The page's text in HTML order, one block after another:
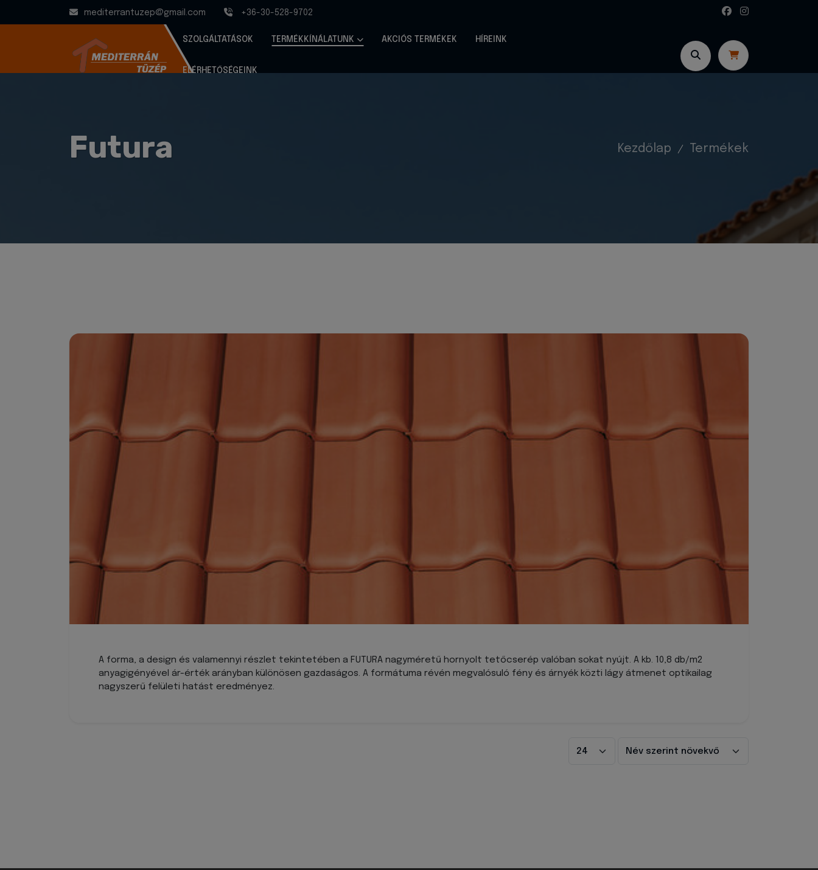
mediterrantuzep@gmail.com +36-30-528-9702
SZOLGÁLTATÁSOK TERMÉKKÍNÁLATUNK AKCIÓS TERMÉKEK HÍREINK
ELÉRHETŐSÉGEINK
Futura Kezdőlap Termékek
A forma, a design és valamennyi részlet tekintetében a FUTURA nagyméretű hornyolt tetőcserép valóban sokat nyújt. A kb. 10,8 db/m2
anyagigényével ár-érték arányban különösen gazdaságos. A formátuma révén megvalósuló fény és árnyék közti lágy átmenet optikailag
nagyszerű felületi hatást eredményez.